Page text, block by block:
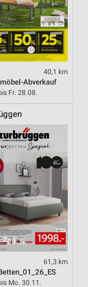
40,1 km
Abverkauf
Fr. 28.08.
61,3 km
Mo. 30.11.